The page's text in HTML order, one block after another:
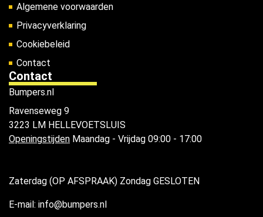
Algemene voorwaarden
Privacyverklaring
Cookiebeleid
Contact
Contact
Bumpers.nl
Ravenseweg 9
3223 LM HELLEVOETSLUIS
Openingstijden Maandag - Vrijdag 09:00 - 17:00
Zaterdag (OP AFSPRAAK) Zondag GESLOTEN
E-mail: info@bumpers.nl